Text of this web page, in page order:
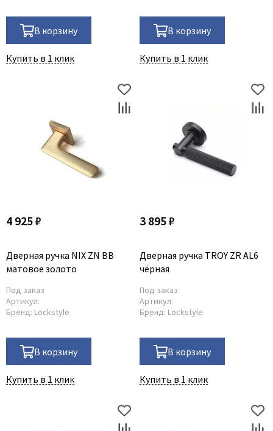
В корзину
Купить в 1 клик
В корзину
Купить в 1 клик
4 925 ₽
Дверная ручка NIX ZN BB
матовое золото
Под заказ
Артикул:
Бренд: Lockstyle
В корзину
Купить в 1 клик
3 895 ₽
Дверная ручка TROY ZR AL6
чёрная
Под заказ
Артикул:
Бренд: Lockstyle
В корзину
Купить в 1 клик